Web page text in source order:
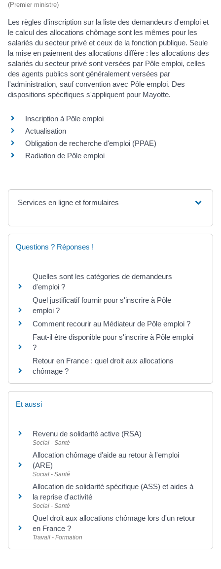
(Premier ministre)
Les règles d'inscription sur la liste des demandeurs d'emploi et
le calcul des allocations chômage sont les mêmes pour les
salariés du secteur privé et ceux de la fonction publique. Seule
la mise en paiement des allocations diffère : les allocations des
salariés du secteur privé sont versées par Pôle emploi, celles
des agents publics sont généralement versées par
l'administration, sauf convention avec Pôle emploi. Des
dispositions spécifiques s'appliquent pour Mayotte.
Inscription à Pôle emploi
Actualisation
Obligation de recherche d'emploi (PPAE)
Radiation de Pôle emploi
Services en ligne et formulaires
Questions ? Réponses !
Quelles sont les catégories de demandeurs
d'emploi ?
Quel justificatif fournir pour s'inscrire à Pôle
emploi ?
Comment recourir au Médiateur de Pôle emploi ?
Faut-il être disponible pour s'inscrire à Pôle emploi
?
Retour en France : quel droit aux allocations
chômage ?
Et aussi
Revenu de solidarité active (RSA)
Social - Santé
Allocation chômage d'aide au retour à l'emploi
(ARE)
Social - Santé
Allocation de solidarité spécifique (ASS) et aides à
la reprise d'activité
Social - Santé
Quel droit aux allocations chômage lors d'un retour
en France ?
Travail - Formation